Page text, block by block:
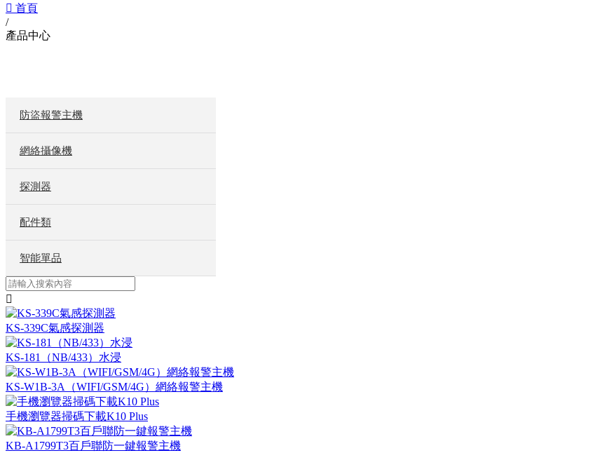
 首頁
/
產品中心
防盜報警主機
網絡攝像機
探測器
配件類
智能單品

KS-339C氣感探測器
KS-181（NB/433）水浸
KS-W1B-3A（WIFI/GSM/4G）網絡報警主機
手機瀏覽器掃碼下載K10 Plus
KB-A1799T3百戶聯防一鍵報警主機